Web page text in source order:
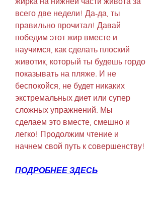
всего две недели! Да-да, ты
правильно прочитал! Давай
победим этот жир вместе и
научимся, как сделать плоский
животик, который ты будешь гордо
показывать на пляже. И не
беспокойся, не будет никаких
экстремальных диет или супер
сложных упражнений. Мы
сделаем это вместе, смешно и
легко! Продолжим чтение и
начнем свой путь к совершенству!
ПОДРОБНЕЕ ЗДЕСЬ